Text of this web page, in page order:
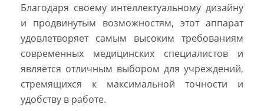
Благодаря своему интеллектуальному дизайну
и продвинутым возможностям, этот аппарат
удовлетворяет самым высоким требованиям
современных медицинских специалистов и
является отличным выбором для учреждений,
стремящихся к максимальной точности и
удобству в работе.